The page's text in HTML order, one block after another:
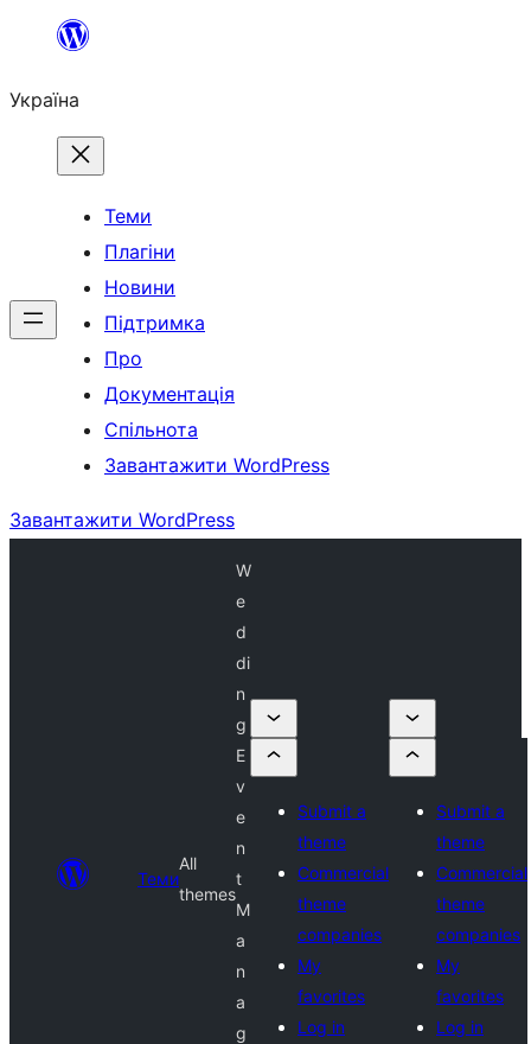
Перейти
вмісту
Україна
Теми
Плагіни
Новини
Підтримка
Про
Документація
Спільнота
Завантажити WordPress
Завантажити WordPress
Теми
All
themes
W
e
d
di
n
g
E
v
e
n
t
M
a
n
a
g
Submit a
theme
Commercial
theme
companies
My
favorites
Log in
Submit a
theme
Commercial
theme
companies
My
favorites
Log in